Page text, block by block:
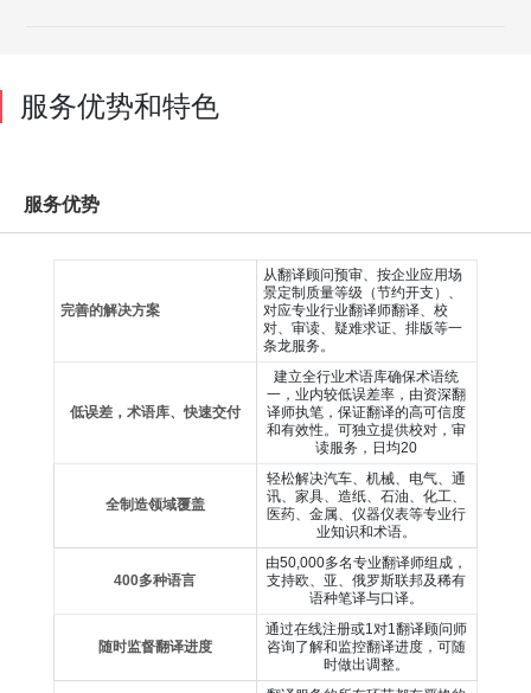
服务优势和特色
服务优势
完善的解决方案
从翻译顾问预审、按企业应用场
景定制质量等级（节约开支）、
对应专业行业翻译师翻译、校
对、审读、疑难求证、排版等一
条龙服务。
低误差，术语库、快速交付
建立全行业术语库确保术语统
一，业内较低误差率，由资深翻
译师执笔，保证翻译的高可信度
和有效性。可独立提供校对，审
读服务，日均20
全制造领域覆盖
轻松解决汽车、机械、电气、通
讯、家具、造纸、石油、化工、
医药、金属、仪器仪表等专业行
业知识和术语。
400多种语言
由50,000多名专业翻译师组成，
支持欧、亚、俄罗斯联邦及稀有
语种笔译与口译。
随时监督翻译进度
通过在线注册或1对1翻译顾问师
咨询了解和监控翻译进度，可随
时做出调整。